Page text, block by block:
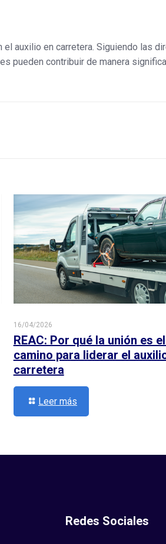
auxilio en carretera. Siguiendo las
pueden contribuir de manera
16/04/2026
REAC: Por qué la unión es
camino para liderar el
carretera
Leer más
Redes Sociales